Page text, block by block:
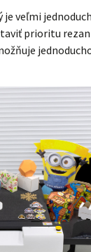
veľmi
prioritu